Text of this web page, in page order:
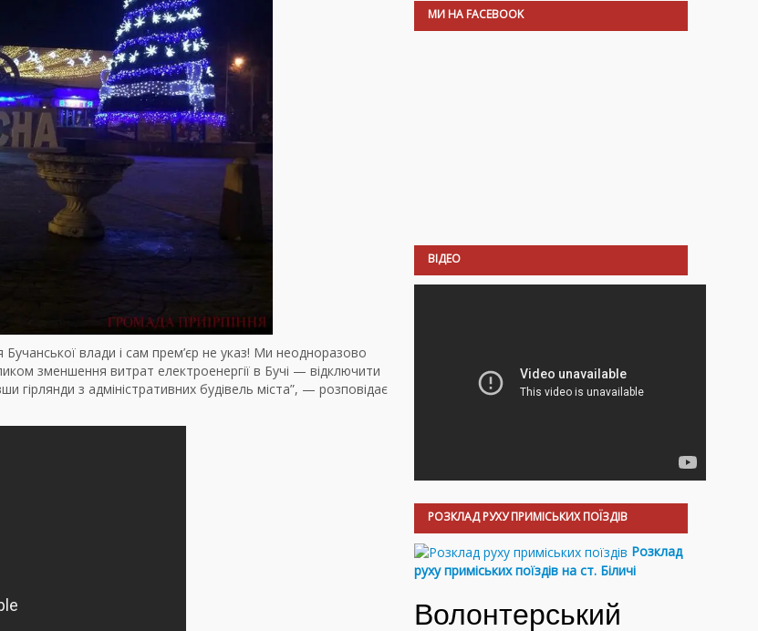
влади і сам прем’єр не указ! Ми неодноразово
зменшення витрат електроенергії в Бучі — відключити
гірлянди з адміністративних будівель міста”, — розповідає
МИ НА FACEBOOK
ВІДЕО
РОЗКЛАД РУХУ ПРИМІСЬКИХ ПОЇЗДІВ
Розклад
руху приміських поїздів на ст. Біличі